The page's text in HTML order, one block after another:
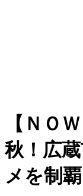
【ＮＯ
秋！広
メを制